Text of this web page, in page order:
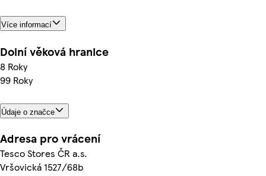
Více informací
Dolní věková hranice
8 Roky
99 Roky
Údaje o značce
Adresa pro vrácení
Tesco Stores ČR a.s.
Vršovická 1527/68b